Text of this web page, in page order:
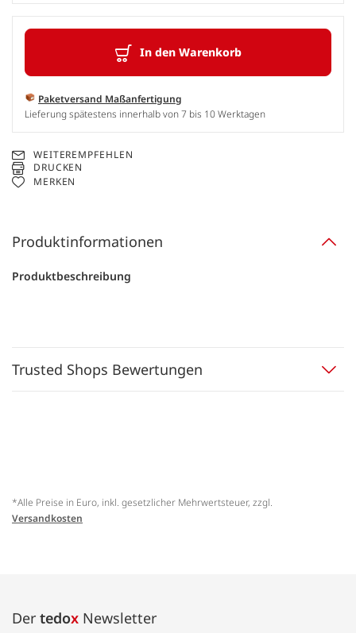
In den Warenkorb
Paketversand Maßanfertigung
Lieferung spätestens innerhalb von 7 bis 10 Werktagen
WEITEREMPFEHLEN
DRUCKEN
MERKEN
Produktinformationen
Produktbeschreibung
Trusted Shops Bewertungen
*Alle Preise in Euro, inkl. gesetzlicher Mehrwertsteuer, zzgl.
Versandkosten
Der tedox Newsletter